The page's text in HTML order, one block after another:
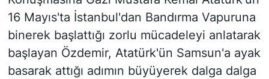
16 Mayıs'ta İstanbul'dan Bandırma Vapuruna
binerek başlattığı zorlu mücadeleyi anlatarak
başlayan Özdemir, Atatürk'ün Samsun'a ayak
basarak attığı adımın büyüyerek dalga dalga